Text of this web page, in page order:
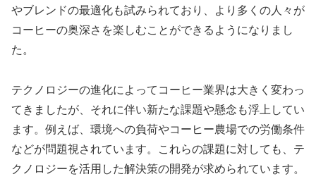
やブレンドの最適化も試みられており、より多くの人々が
コーヒーの奥深さを楽しむことができるようになりまし
た。
テクノロジーの進化によってコーヒー業界は大きく変わっ
てきましたが、それに伴い新たな課題や懸念も浮上してい
ます。例えば、環境への負荷やコーヒー農場での労働条件
などが問題視されています。これらの課題に対しても、テ
クノロジーを活用した解決策の開発が求められています。